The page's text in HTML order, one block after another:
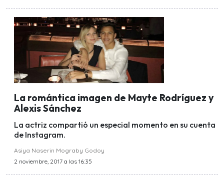
La romántica imagen de Mayte Rodríguez y
Alexis Sánchez
La actriz compartió un especial momento en su cuenta
de Instagram.
Asiya Naserin Mograby Godoy
2 noviembre, 2017 a las 16:35